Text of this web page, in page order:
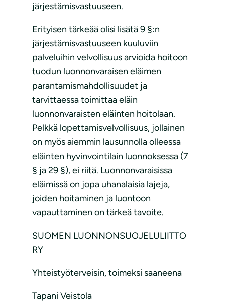
järjestämisvastuuseen.
Erityisen tärkeää olisi lisätä 9 §:n
järjestämisvastuuseen kuuluviin
palveluihin velvollisuus arvioida hoitoon
tuodun luonnonvaraisen eläimen
parantamismahdollisuudet ja
tarvittaessa toimittaa eläin
luonnonvaraisten eläinten hoitolaan.
Pelkkä lopettamisvelvollisuus, jollainen
on myös aiemmin lausunnolla olleessa
eläinten hyvinvointilain luonnoksessa (7
§ ja 29 §), ei riitä. Luonnonvaraisissa
eläimissä on jopa uhanalaisia lajeja,
joiden hoitaminen ja luontoon
vapauttaminen on tärkeä tavoite.
SUOMEN LUONNONSUOJELULIITTO
RY
Yhteistyöterveisin, toimeksi saaneena
Tapani Veistola